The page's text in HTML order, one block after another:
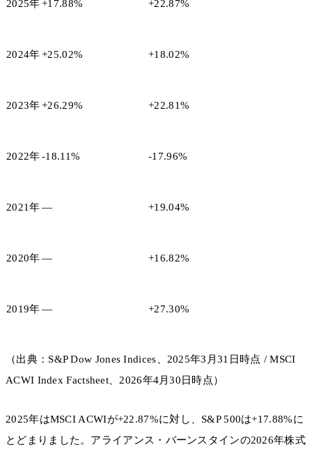
2025年+17.88% +22.87%
2024年+25.02% +18.02%
2023年+26.29% +22.81%
2022年-18.11% -17.96%
2021年— +19.04%
2020年— +16.82%
2019年— +27.30%
（出典：S&P Dow Jones Indices、2025年3月31日時点 / MSCI
ACWI Index Factsheet、2026年4月30日時点）
2025年はMSCI ACWIが+22.87%に対し、S&P 500は+17.88%に
とどまりました。アライアンス・バーンスタインの2026年株式